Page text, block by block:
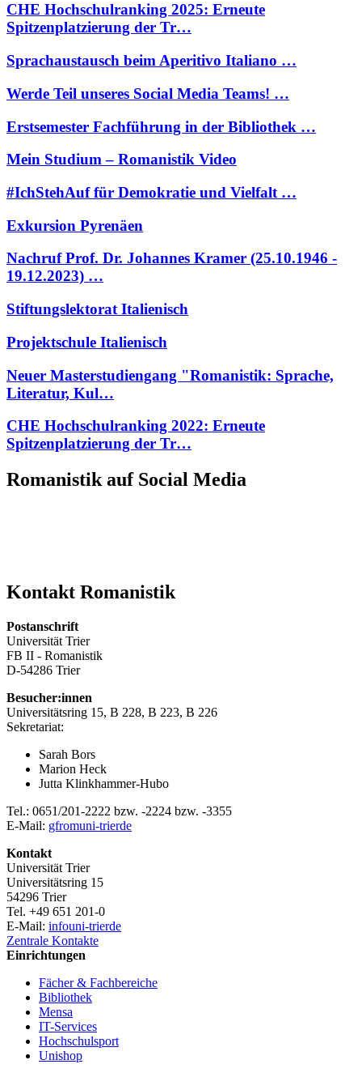
CHE Hochschulranking 2025: Erneute
Spitzenplatzierung der Tr…
Sprachaustausch beim Aperitivo Italiano …
Werde Teil unseres Social Media Teams! …
Erstsemester Fachführung in der Bibliothek …
Mein Studium – Romanistik Video
#IchStehAuf für Demokratie und Vielfalt …
Exkursion Pyrenäen
Nachruf Prof. Dr. Johannes Kramer (25.10.1946 -
19.12.2023) …
Stiftungslektorat Italienisch
Projektschule Italienisch
Neuer Masterstudiengang "Romanistik: Sprache,
Literatur, Kul…
CHE Hochschulranking 2022: Erneute
Spitzenplatzierung der Tr…
Romanistik auf Social Media
Kontakt Romanistik
Postanschrift
Universität Trier
FB II - Romanistik
D-54286 Trier
Besucher:innen
Universitätsring 15, B 228, B 223, B 226
Sekretariat:
Sarah Bors
Marion Heck
Jutta Klinkhammer-Hubo
Tel.: 0651/201-2222 bzw. -2224 bzw. -3355
E-Mail: gfromuni-trierde
Kontakt
Universität Trier
Universitätsring 15
54296 Trier
Tel. +49 651 201-0
E-Mail: infouni-trierde
Zentrale Kontakte
Einrichtungen
Fächer & Fachbereiche
Bibliothek
Mensa
IT-Services
Hochschulsport
Unishop